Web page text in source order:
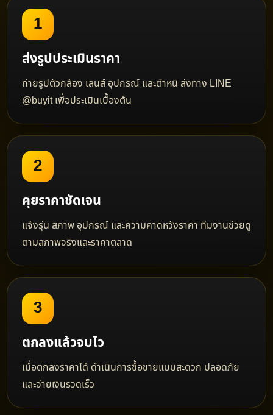
1
ส่งรูปประเมินราคา
ถ่ายรูปตัวกล้อง เลนส์ อุปกรณ์ และตำหนิ ส่งทาง LINE
@buyit เพื่อประเมินเบื้องต้น
2
คุยราคาชัดเจน
แจ้งรุ่น สภาพ อุปกรณ์ และความคาดหวังราคา ทีมงานช่วยดู
ตามสภาพจริงและราคาตลาด
3
ตกลงแล้วจบไว
เมื่อตกลงราคาได้ ดำเนินการซื้อขายแบบสะดวก ปลอดภัย
และจ่ายเงินรวดเร็ว